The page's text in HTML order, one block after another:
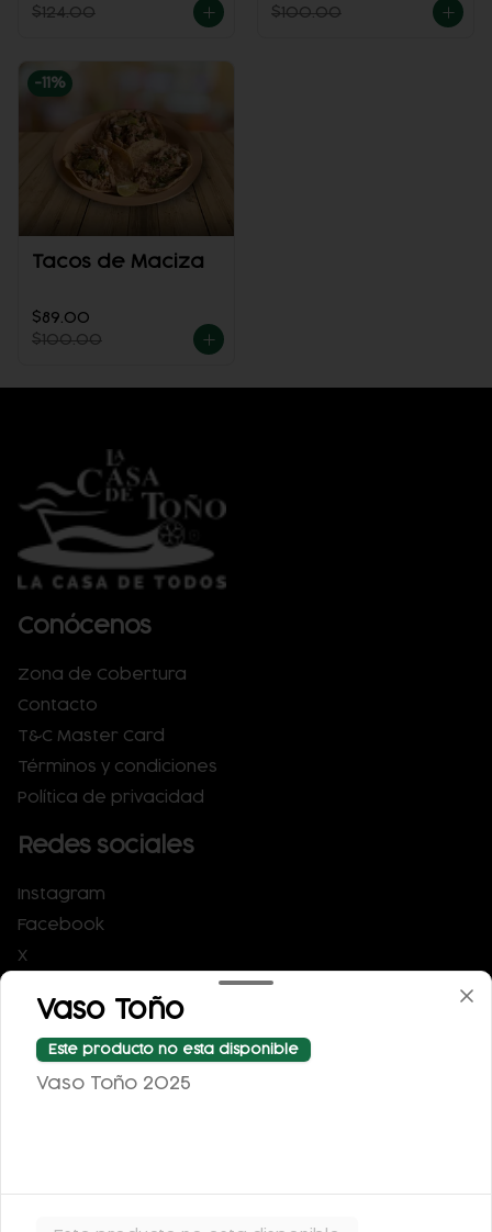
$124.00
$100.00
-11 %
Tacos de Maciza
$89.00
$100.00
Conócenos
Zona de Cobertura
Contacto
T&C Master Card
Términos y condiciones
Política de privacidad
Redes sociales
Instagram
Facebook
X
Mi cuenta
Pedir
Puntos La Casa de Toño
Vaso Toño
Este producto no esta disponible
Vaso Toño 2025